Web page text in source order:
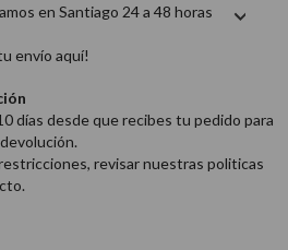
en Santiago 24 a 48 horas
envío aquí!
días desde que recibes tu pedido para
revisar nuestras politicas